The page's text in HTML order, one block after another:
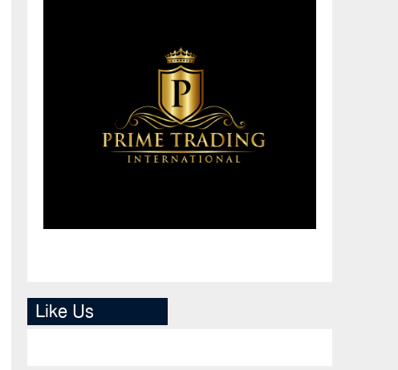
Like Us